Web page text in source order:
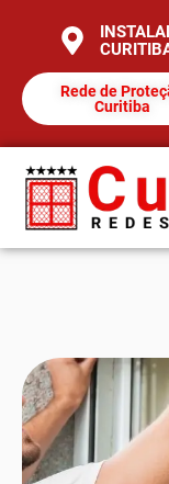
Rede de
Curitiba